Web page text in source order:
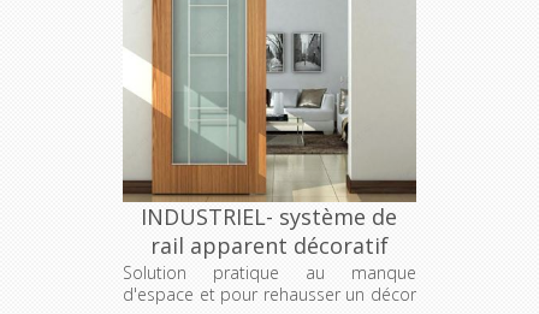
INDUSTRIEL- système de
rail apparent décoratif
Solution pratique au manque
d'espace et pour rehausser un décor